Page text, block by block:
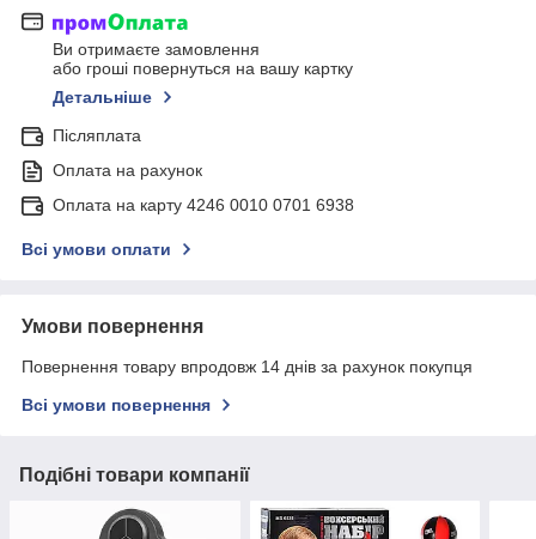
Ви отримаєте замовлення
або гроші повернуться на вашу картку
Детальніше
Післяплата
Оплата на рахунок
Оплата на карту 4246 0010 0701 6938
Всі умови оплати
Умови повернення
Повернення товару впродовж 14 днів за рахунок покупця
Всі умови повернення
Подібні товари компанії